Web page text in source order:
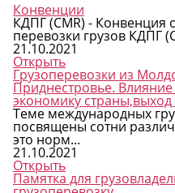
Услуги перевозок
Основные типы
Тентованный,
Рефрижератор
Автопоезд c Прицепом
Мегатрейлер. Объём
Типы перевозок
Автомобильные
Перевозки сборных
Морские перевозки
Морские грузоперевозки
Ж.Д. грузоперевозки
Заказ услуг
Биржа: Транспорт и грузы
Конвенции
КДПГ (CMR) -
перевозки грузов КДПГ
21.10.2021
Открыть
Грузоперевозки из
Приднестровье.
экономику страны,выход
Теме международных
посвящены сотни
это норм...
21.10.2021
Открыть
Памятка для
Страна выгрузки
Город выгрузки
Наименование груза
Дата погрузки
Тип транспорта
Вес груза (т)
Объем груза
Страна выгрузки
Город выгрузки
Тип транспорта
Свободен с
Вес груза (т)
Объем груза
Компания